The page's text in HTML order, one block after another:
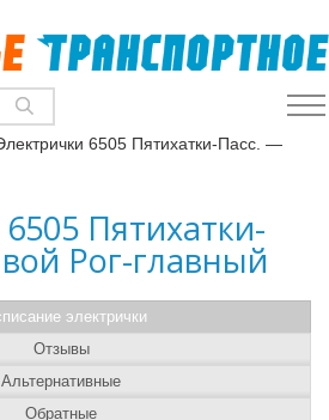
6505 Пятихатки-Пасс. —
Пятихатки-
Рог-главный
электрички
Отзывы
Альтернативные
Обратные